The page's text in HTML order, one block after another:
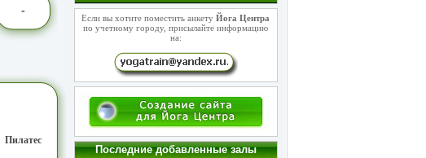
-
Пилатес
Если вы хотите поместить анкету Йога Центра
по учетному городу, присылайте информацию
на:
Последние добавленные залы